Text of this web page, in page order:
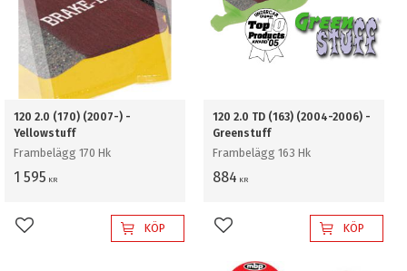
120 2.0 (170) (2007-) -
Yellowstuff
Frambelägg 170 Hk
1 595 KR
Lägg till i favoriterKÖP
120 2.0 TD (163) (2004-2006) -
Greenstuff
Frambelägg 163 Hk
884 KR
Lägg till i favoriterKÖP